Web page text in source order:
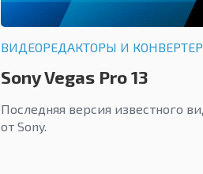
ВИДЕОРЕДАКТОРЫ И
Sony Vegas Pro 13
Последняя версия известного
от Sony.